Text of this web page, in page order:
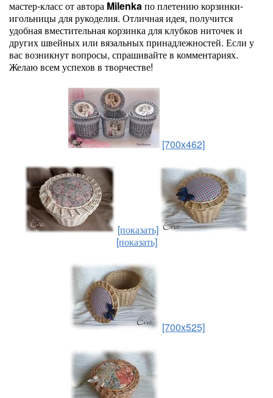
мастер-класс от автора Milenkaпо плетению корзинки-
игольницы для рукоделия. Отличная идея, получится
удобная вместительная корзинка для клубков ниточек и
других швейных или вязальных принадлежностей. Если у
вас возникнут вопросы, спрашивайте в комментариях.
Желаю всем успехов в творчестве!
[700x462]
[показать]
[показать]
[700x525]